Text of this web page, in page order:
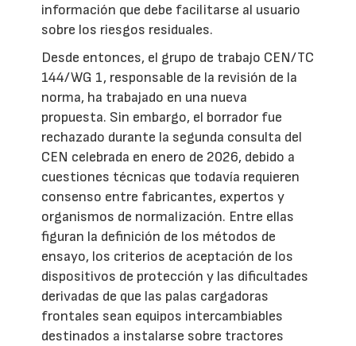
información que debe facilitarse al usuario
sobre los riesgos residuales.
Desde entonces, el grupo de trabajo CEN/TC
144/WG 1, responsable de la revisión de la
norma, ha trabajado en una nueva
propuesta. Sin embargo, el borrador fue
rechazado durante la segunda consulta del
CEN celebrada en enero de 2026, debido a
cuestiones técnicas que todavía requieren
consenso entre fabricantes, expertos y
organismos de normalización. Entre ellas
figuran la definición de los métodos de
ensayo, los criterios de aceptación de los
dispositivos de protección y las dificultades
derivadas de que las palas cargadoras
frontales sean equipos intercambiables
destinados a instalarse sobre tractores